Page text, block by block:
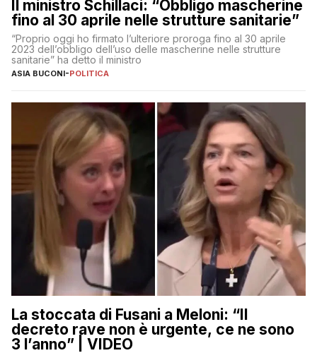
Il ministro Schillaci: “Obbligo mascherine
fino al 30 aprile nelle strutture sanitarie”
“Proprio oggi ho firmato l’ulteriore proroga fino al 30 aprile
2023 dell’obbligo dell’uso delle mascherine nelle strutture
sanitarie” ha detto il ministro
ASIA BUCONI-POLITICA
La stoccata di Fusani a Meloni: “Il
decreto rave non è urgente, ce ne sono
3 l’anno” | VIDEO